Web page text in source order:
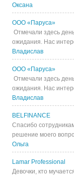
Оксана
ООО «Паруса»
Отмечали здесь
ожидания. Нас
Владислав
ООО «Паруса»
Отмечали здесь
ожидания. Нас
Владислав
BELFINANCE
Спасибо
решение моего
Ольга
Lamar Professional
Девочки, кто